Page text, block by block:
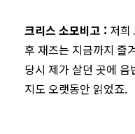
크리스 소모비고 : 저희
후 재즈는 지금까지 즐
당시 제가 살던 곳에
지도 오랫동안 읽었죠.